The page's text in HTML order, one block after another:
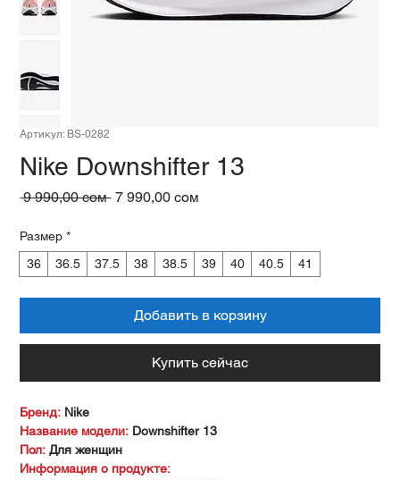
Артикул: BS-0282
Nike Downshifter 13
9 990,00 сом Обычная
7 990,00 сом
Размер *
36
36.5 37.5 38 38.5 39 40 40.5 41
Добавить в корзину
Купить сейчас
Бренд: Nike
Название модели: Downshifter 13
Пол: Для женщин
Информация о продукте: